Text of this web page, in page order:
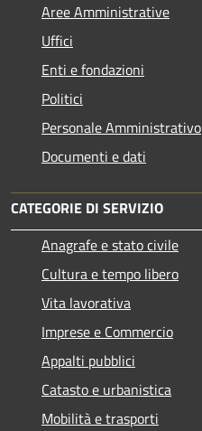
Aree Amministrative
Uffici
Enti e fondazioni
Politici
Personale Amministrativo
Documenti e dati
CATEGORIE DI SERVIZIO
Anagrafe e stato civile
Cultura e tempo libero
Vita lavorativa
Imprese e Commercio
Appalti pubblici
Catasto e urbanistica
Mobilità e trasporti